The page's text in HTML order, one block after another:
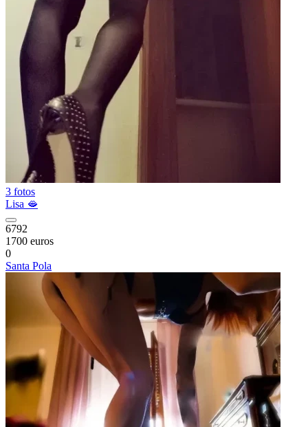
3 fotos
Lisa 🫦
6792
1700 euros
0
Santa Pola